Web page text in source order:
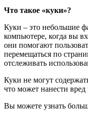
Что такое «куки»?
Куки – это небольшие
компьютере, когда вы
они помогают
перемещаться по
отслеживать
Куки не могут
что может нанести
Вы можете узнать